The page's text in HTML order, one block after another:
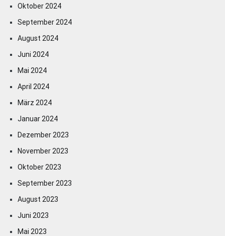
Oktober 2024
September 2024
August 2024
Juni 2024
Mai 2024
April 2024
März 2024
Januar 2024
Dezember 2023
November 2023
Oktober 2023
September 2023
August 2023
Juni 2023
Mai 2023